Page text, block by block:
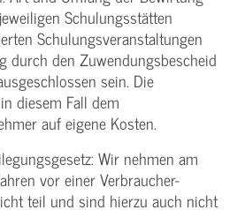
Schulungsstätten
Schulungs­veranstaltungen
durch den Zuwendungs­bescheid
sein. Die
diesem Fall dem
auf eigene Kosten.
Wir nehmen am
vor einer Verbraucher­
teil und sind hierzu auch nicht